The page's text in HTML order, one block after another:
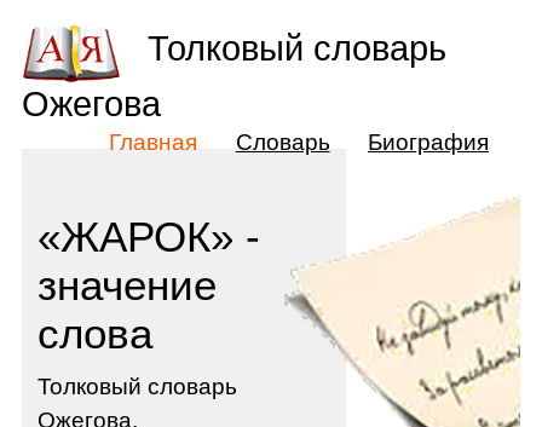
«ЖАРОК» -
значение
слова
Толковый словарь
Ожегова,
Толковый словарь
Ожегова
Главная Словарь Биография